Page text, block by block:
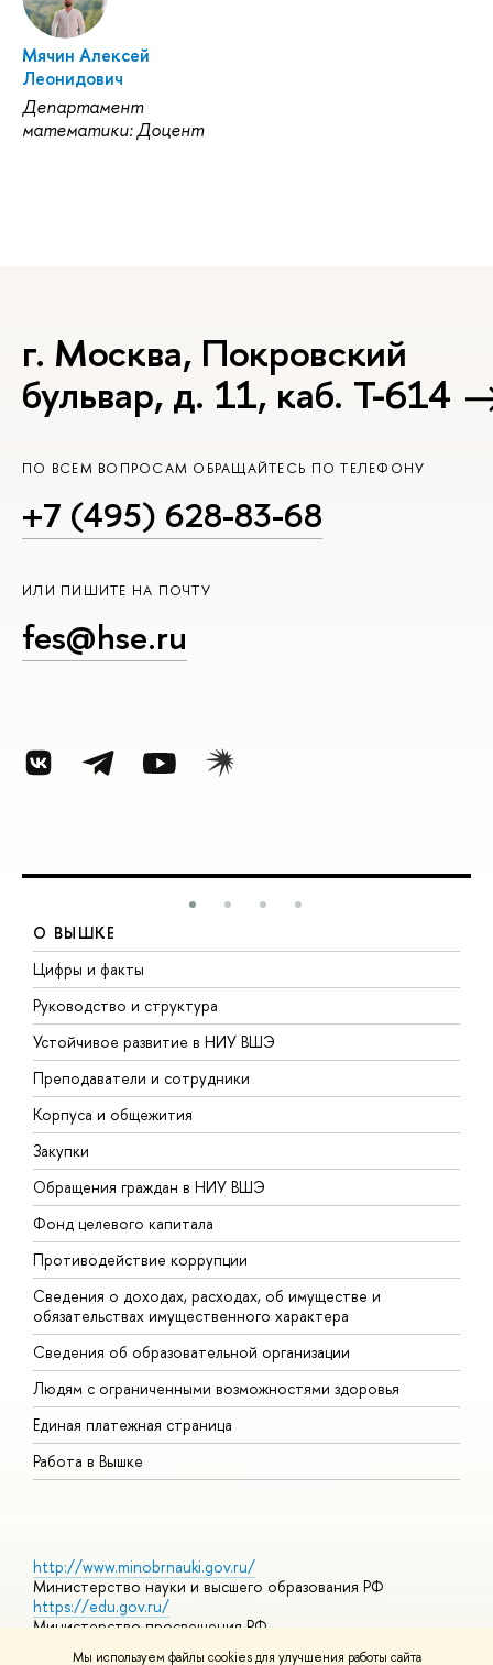
Мы используем файлы cookies для улучшения работы сайта
Мячин Алексей
Леонидович
Департамент
математики: Доцент
г. Москва, Покровский
бульвар, д. 11, каб. Т-614
ПО ВСЕМ ВОПРОСАМ ОБРАЩАЙТЕСЬ ПО ТЕЛЕФОНУ
+7 (495) 628-83-68
ИЛИ ПИШИТЕ НА ПОЧТУ
fes@hse.ru
О ВЫШКЕ
Цифры и факты
Руководство и структура
Устойчивое развитие в НИУ ВШЭ
Преподаватели и сотрудники
Корпуса и общежития
Закупки
Обращения граждан в НИУ ВШЭ
Фонд целевого капитала
Противодействие коррупции
Сведения о доходах, расходах, об имуществе и
обязательствах имущественного характера
Сведения об образовательной организации
Людям с ограниченными возможностями здоровья
Единая платежная страница
Работа в Вышке
http://www.minobrnauki.gov.ru/
Министерство науки и высшего образования РФ
https://edu.gov.ru/
Министерство просвещения РФ